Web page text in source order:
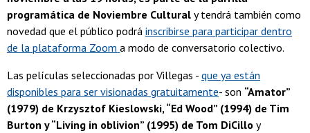
programática de Noviembre Cultural y tendrá también como
novedad que el público podrá inscribirse para participar dentro
de la plataforma Zoom a modo de conversatorio colectivo.
Las películas seleccionadas por Villegas - que ya están
disponibles para ser visionadas gratuitamente- son “Amator”
(1979) de Krzysztof Kieslowski, “Ed Wood” (1994) de Tim
Burton y “Living in oblivion” (1995) de Tom DiCillo y